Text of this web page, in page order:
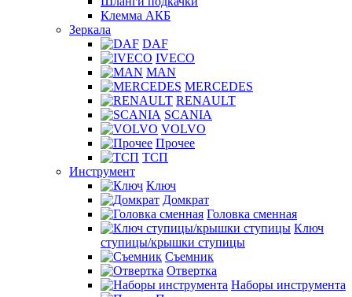
Клемма АКБ
Зеркала
DAF
IVECO
MAN
MERCEDES
RENAULT
SCANIA
VOLVO
Прочее
ТСП
Инструмент
Ключ
Домкрат
Головка сменная
Ключ
ступицы/крышки ступицы
Съемник
Отвертка
Наборы инструмента